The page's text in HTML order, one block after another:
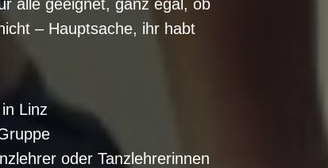
alle geeignet, ganz egal, ob
– Hauptsache, ihr habt
Linz
oder Tanzlehrerinnen